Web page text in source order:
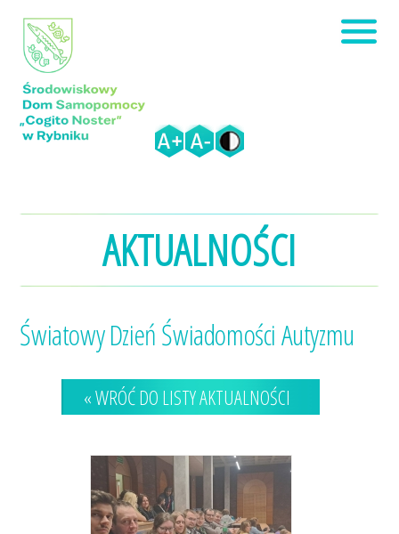
AKTUALNOŚCI
Światowy Dzień Świadomości Autyzmu
« WRÓĆ DO LISTY AKTUALNOŚCI